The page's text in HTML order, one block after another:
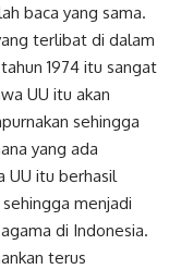
baca yang sama.
terlibat di dalam
1974 itu sangat
UU itu akan
sehingga
yang ada
UU itu berhasil
menjadi
di Indonesia.
terus